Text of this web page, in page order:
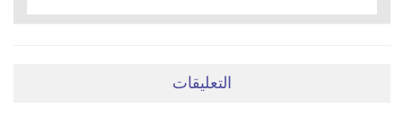
التعليقات